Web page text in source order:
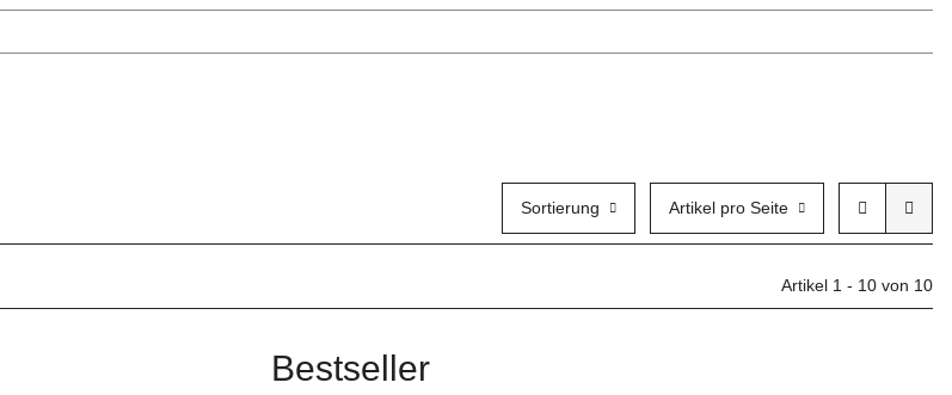
Sortierung Artikel pro Seite
Artikel 1 - 10 von 10
Bestseller